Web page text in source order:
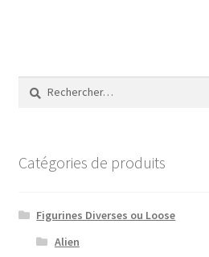
Catégories de produits
Figurines Diverses ou Loose
Alien